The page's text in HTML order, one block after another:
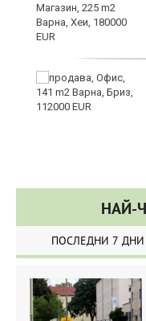
НАЙ-
ПОСЛЕДНИ 7 ДНИ